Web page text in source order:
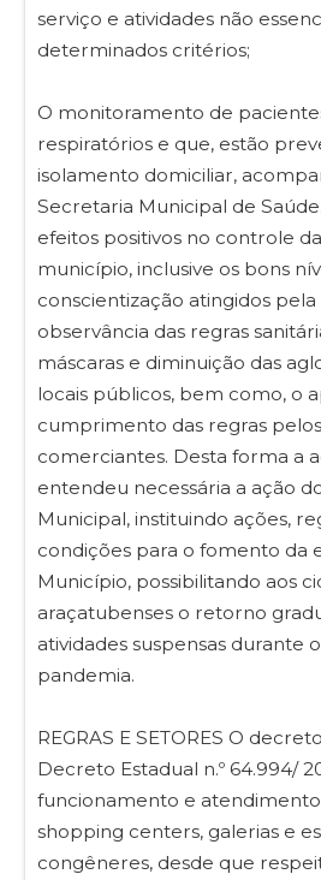
serviço e atividades não
determinados critérios;
O monitoramento de
respiratórios e que, estão
isolamento domiciliar,
Secretaria Municipal de
efeitos positivos no controle
município, inclusive os bons
conscientização atingidos
observância das regras
máscaras e diminuição das
locais públicos, bem como, o
cumprimento das regras
comerciantes. Desta forma a
entendeu necessária a ação
Municipal, instituindo ações,
condições para o fomento da
Município, possibilitando aos
araçatubenses o retorno
atividades suspensas durante
pandemia.
REGRAS E SETORES O
Decreto Estadual n.º 64.994/
funcionamento e
shopping centers, galerias e
congêneres, desde que